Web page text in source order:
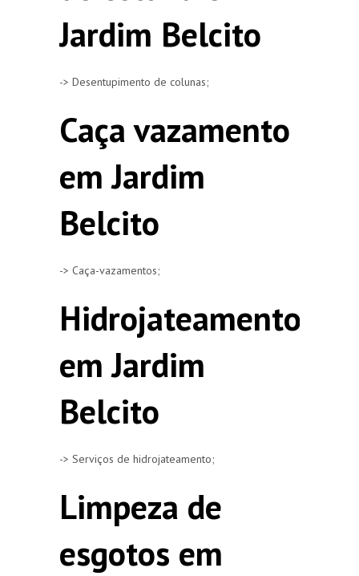
Jardim Belcito
-> Desentupimento de colunas;
Caça vazamento
em Jardim
Belcito
-> Caça-vazamentos;
Hidrojateamento
em Jardim
Belcito
-> Serviços de hidrojateamento;
Limpeza de
esgotos em